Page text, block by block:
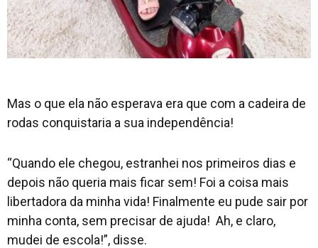
Mas o que ela não esperava era que com a cadeira de
rodas conquistaria a sua independência!
“Quando ele chegou, estranhei nos primeiros dias e
depois não queria mais ficar sem! Foi a coisa mais
libertadora da minha vida! Finalmente eu pude sair por
minha conta, sem precisar de ajuda! Ah, e claro,
mudei de escola!”, disse.